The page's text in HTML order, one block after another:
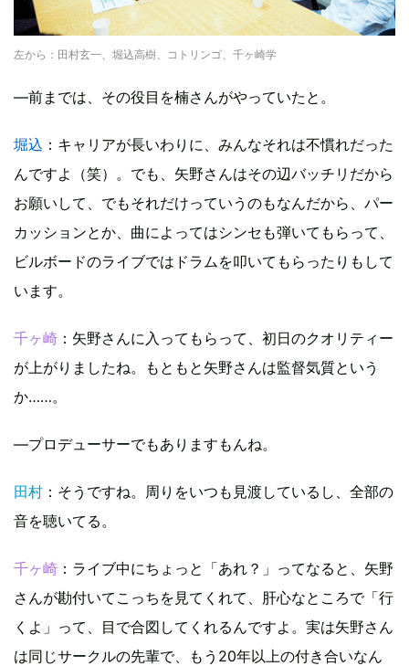
左から：田村玄一、堀込高樹、コトリンゴ、千ヶ崎学
―前までは、その役目を楠さんがやっていたと。
堀込 ：キャリアが長いわりに、みんなそれは不慣れだった
んですよ（笑）。でも、矢野さんはその辺バッチリだから
お願いして、でもそれだけっていうのもなんだから、パー
カッションとか、曲によってはシンセも弾いてもらって、
ビルボードのライブではドラムを叩いてもらったりもして
います。
千ヶ崎 ：矢野さんに入ってもらって、初日のクオリティー
が上がりましたね。もともと矢野さんは監督気質という
か……。
―プロデューサーでもありますもんね。
田村 ：そうですね。周りをいつも見渡しているし、全部の
音を聴いてる。
千ヶ崎 ：ライブ中にちょっと「あれ？」ってなると、矢野
さんが勘付いてこっちを見てくれて、肝心なところで「行
くよ」って、目で合図してくれるんですよ。実は矢野さん
は同じサークルの先輩で、もう20年以上の付き合いなん